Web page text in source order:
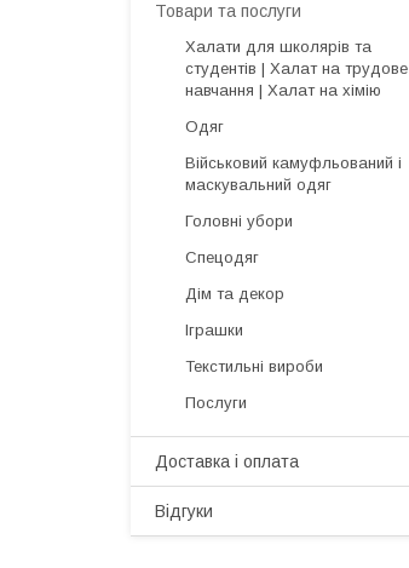
Товари та послуги
Халати для школярів та
студентів | Халат на трудове
навчання | Халат на хімію
Одяг
Військовий камуфльований і
маскувальний одяг
Головні убори
Спецодяг
Дім та декор
Іграшки
Текстильні вироби
Послуги
Доставка і оплата
Відгуки